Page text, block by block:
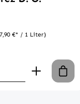
ein
€* / 1 Liter)
1-3 Tage
Gib